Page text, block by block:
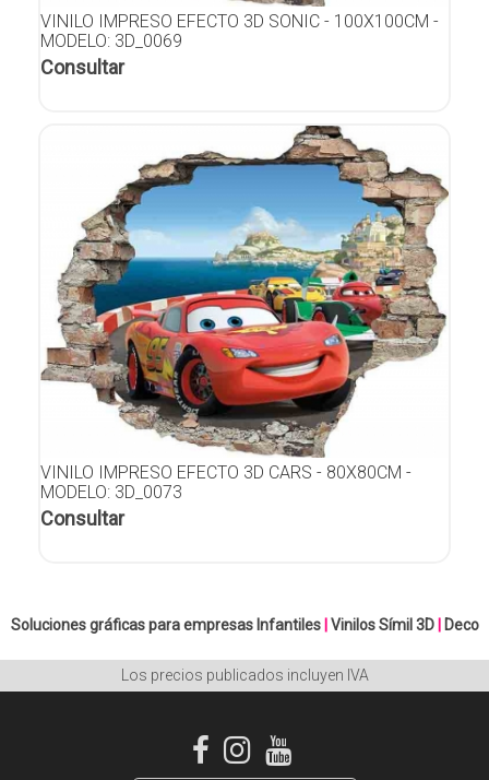
VINILO IMPRESO EFECTO 3D SONIC - 100X100CM -
MODELO: 3D_0069
Consultar
VINILO IMPRESO EFECTO 3D CARS - 80X80CM -
MODELO: 3D_0073
Consultar
Soluciones gráficas para empresas Infantiles| Vinilos Símil 3D| Deco
Los precios publicados incluyen IVA